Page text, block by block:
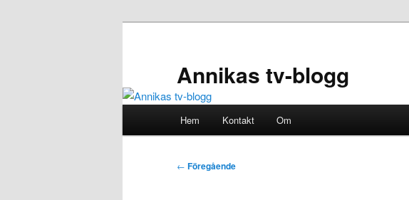
Annikas tv-blogg
Hem Kontakt Om
Inläggsnavigering
← Föregående